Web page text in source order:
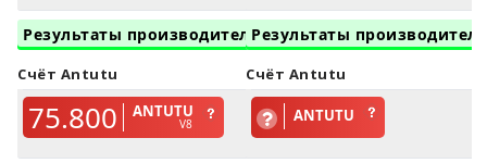
Результаты производительности
Счёт Antutu
75.800 ANTUTU
V8
Результаты
Счёт Antutu
ANTUTU